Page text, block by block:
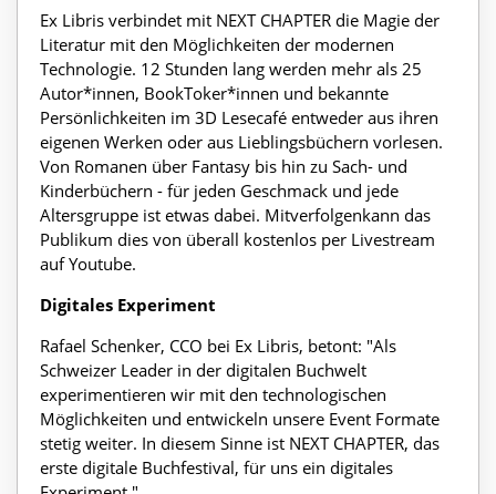
Ex Libris verbindet mit NEXT CHAPTER die Magie der
Literatur mit den Möglichkeiten der modernen
Technologie. 12 Stunden lang werden mehr als 25
Autor*innen, BookToker*innen und bekannte
Persönlichkeiten im 3D Lesecafé entweder aus ihren
eigenen Werken oder aus Lieblingsbüchern vorlesen.
Von Romanen über Fantasy bis hin zu Sach- und
Kinderbüchern - für jeden Geschmack und jede
Altersgruppe ist etwas dabei. Mitverfolgenkann das
Publikum dies von überall kostenlos per Livestream
auf Youtube.
Digitales Experiment
Rafael Schenker, CCO bei Ex Libris, betont: "Als
Schweizer Leader in der digitalen Buchwelt
experimentieren wir mit den technologischen
Möglichkeiten und entwickeln unsere Event Formate
stetig weiter. In diesem Sinne ist NEXT CHAPTER, das
erste digitale Buchfestival, für uns ein digitales